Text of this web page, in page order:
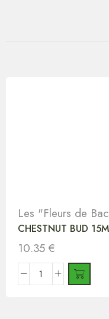
Les "Fleurs de
CHESTNUT BUD
10.35 €